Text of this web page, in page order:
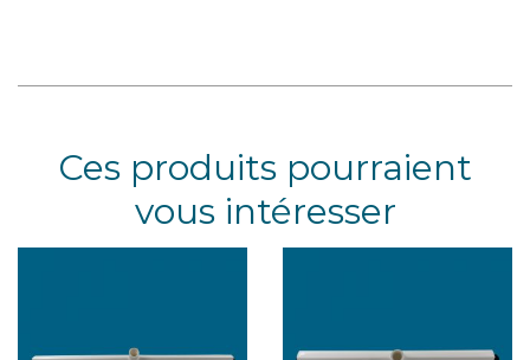
Ces produits pourraient
vous intéresser